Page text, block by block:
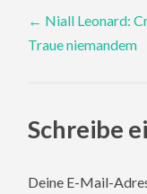
Post
← Niall Leonard:
Traue niemandem
Schreibe
Deine E-Mail-